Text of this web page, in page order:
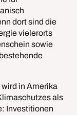
dort sind die
vielerorts
sowie
in Amerika
als
Investitionen